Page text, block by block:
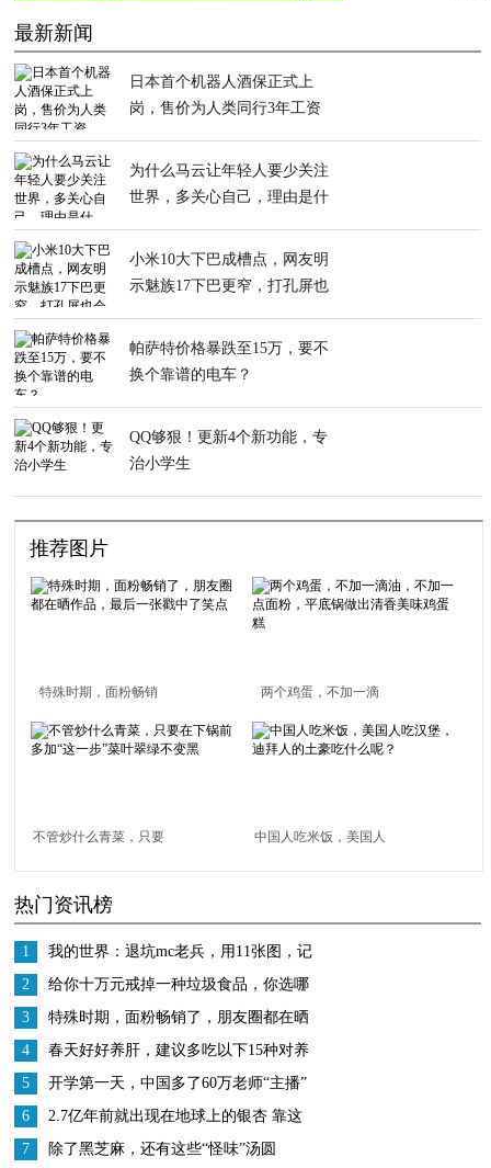
最新新闻
日本首个机器人酒保正式上
岗，售价为人类同行3年工资
为什么马云让年轻人要少关注
世界，多关心自己，理由是什
小米10大下巴成槽点，网友明
示魅族17下巴更窄，打孔屏也
帕萨特价格暴跌至15万，要不
换个靠谱的电车？
QQ够狠！更新4个新功能，专
治小学生
推荐图片
特殊时期，面粉畅销
了，朋友圈都在晒作
品，最后一张戳中了笑
两个鸡蛋，不加一滴
油，不加一点面粉，平
底锅做出清香美味鸡蛋
不管炒什么青菜，只要
步”菜叶翠绿不变黑
中国人吃米饭，美国人
热门资讯榜
1
我的世界：退坑mc老兵，用11张图，记
录一段9年前初入mc生存回忆
2
给你十万元戒掉一种垃圾食品，你选哪
种？反正辣条我是不会放弃的
3
特殊时期，面粉畅销了，朋友圈都在晒
作品，最后一张戳中了笑点
4
春天好好养肝，建议多吃以下15种对养
肝有利的食物，帮助肝脏排毒
5
开学第一天，中国多了60万老师“主播”
6
2.7亿年前就出现在地球上的银杏 靠这
种“神力”存活至今
7 除了黑芝麻，还有这些“怪味”汤圆